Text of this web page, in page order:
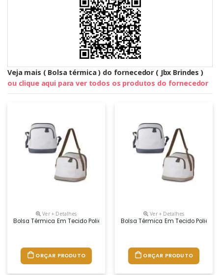
Veja mais ( Bolsa térmica ) do fornecedor ( Jbx Brindes )
ou clique aqui para ver todos os produtos do fornecedor
Ver + Detalhes
Bolsa Térmica Em Tecido Poliéster 600d Na Tonalidade Cinza Claro
ORÇAR PRODUTO
Ver + Detalhes
Bolsa Térmica Em Tecido
ORÇAR PRODUTO